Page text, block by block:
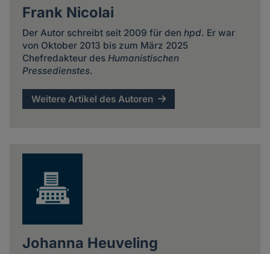
Frank Nicolai
Der Autor schreibt seit 2009 für den hpd. Er war
von Oktober 2013 bis zum März 2025
Chefredakteur des Humanistischen
Pressedienstes.
Weitere Artikel des Autoren
Johanna Heuveling